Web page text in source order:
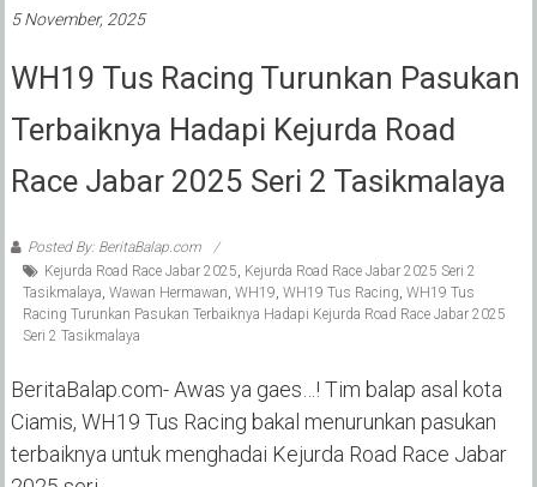
5 November, 2025
WH19 Tus Racing Turunkan Pasukan
Terbaiknya Hadapi Kejurda Road
Race Jabar 2025 Seri 2 Tasikmalaya
Posted By: BeritaBalap.com
Kejurda Road Race Jabar 2025 Kejurda Road Race Jabar 2025 Seri 2
Tasikmalaya Wawan Hermawan WH19 WH19 Tus Racing WH19 Tus
Racing Turunkan Pasukan Terbaiknya Hadapi Kejurda Road Race Jabar 2025
Seri 2 Tasikmalaya
BeritaBalap.com- Awas ya gaes…! Tim balap asal kota
Ciamis, WH19 Tus Racing bakal menurunkan pasukan
terbaiknya untuk menghadai Kejurda Road Race Jabar